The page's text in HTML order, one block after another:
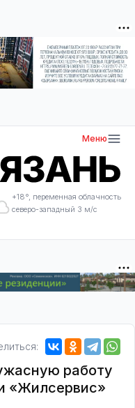
Меню
+18°, переменная облачность
северо-западный 3 м/с
работу
«Жилсервис»